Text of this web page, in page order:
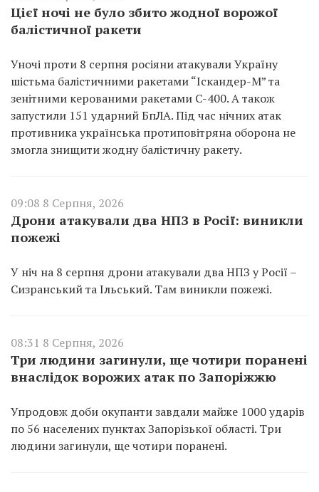
Цієї ночі не було збито жодної ворожої
балістичної ракети
Уночі проти 8 серпня росіяни атакували Україну
шістьма балістичними ракетами “Іскандер-М” та
зенітними керованими ракетами С-400. А також
запустили 151 ударний БпЛА. Під час нічних атак
противника українська протиповітряна оборона не
змогла знищити жодну балістичну ракету.
09:08 8 Серпня, 2026
Дрони атакували два НПЗ в Росії: виникли
пожежі
У ніч на 8 серпня дрони атакували два НПЗ у Росії –
Сизранський та Ільський. Там виникли пожежі.
08:31 8 Серпня, 2026
Три людини загинули, ще чотири поранені
внаслідок ворожих атак по Запоріжжю
Упродовж доби окупанти завдали майже 1000 ударів
по 56 населених пунктах Запорізької області. Три
людини загинули, ще чотири поранені.